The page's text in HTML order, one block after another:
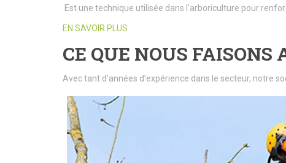
Est une technique utilisée dans l’arboriculture pour
EN SAVOIR PLUS
CE QUE NOUS FAISONS
Avec tant d’années d’expérience dans le secteur, notre